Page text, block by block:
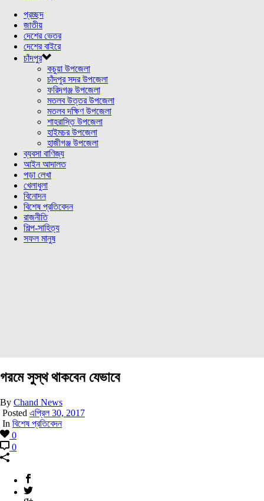
প্রচ্ছদ
জাতীয়
দেশের ভেতর
দেশের বাইরে
চাঁদপুর
কচুয়া উপজেলা
চাঁদপুর সদর উপজেলা
ফরিদগঞ্জ উপজেলা
মতলব উত্তর উপজেলা
মতলব দক্ষিণ উপজেলা
শাহরাস্তি উপজেলা
হাইমচর উপজেলা
হাজীগঞ্জ উপজেলা
ব্যবসা বাণিজ্য
আইন আদালত
পড়া লেখা
খেলাধুলা
বিনোদন
বিশেষ প্রতিবেদন
রাজনীতি
শিল্প-সাহিত্য
সফল মানুষ
গরমে সুস্থ থাকবেন যেভাবে
By Chand News
Posted এপ্রিল 30, 2017
In বিশেষ প্রতিবেদন
0
0